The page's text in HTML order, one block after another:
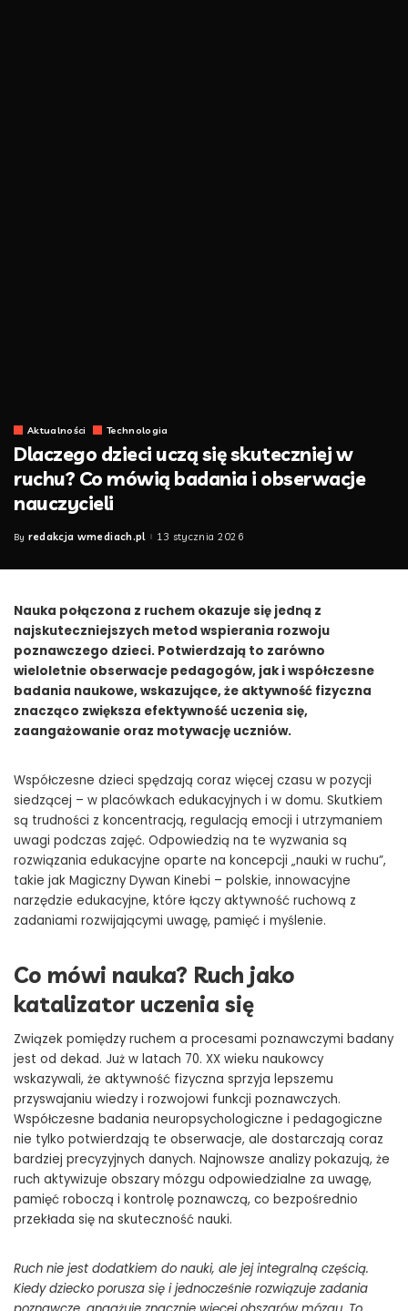
dlaczego-dzieci-ucza-sie-skuteczniej-w-ruchu-co-mowia-badania-i-
Aktualności Technologia
Dlaczego dzieci uczą się skuteczniej w
ruchu? Co mówią badania i obserwacje
nauczycieli
Posted
By redakcja wmediach.pl 13 stycznia 2026
Nauka połączona z ruchem okazuje się jedną z
najskuteczniejszych metod wspierania rozwoju
poznawczego dzieci. Potwierdzają to zarówno
wieloletnie obserwacje pedagogów, jak i współczesne
badania naukowe, wskazujące, że aktywność fizyczna
znacząco zwiększa efektywność uczenia się,
zaangażowanie oraz motywację uczniów.
Współczesne dzieci spędzają coraz więcej czasu w pozycji
siedzącej – w placówkach edukacyjnych i w domu. Skutkiem
są trudności z koncentracją, regulacją emocji i utrzymaniem
uwagi podczas zajęć. Odpowiedzią na te wyzwania są
rozwiązania edukacyjne oparte na koncepcji „nauki w ruchu”,
takie jak Magiczny Dywan Kinebi – polskie, innowacyjne
narzędzie edukacyjne, które łączy aktywność ruchową z
zadaniami rozwijającymi uwagę, pamięć i myślenie.
Co mówi nauka? Ruch jako
katalizator uczenia się
Związek pomiędzy ruchem a procesami poznawczymi badany
jest od dekad. Już w latach 70. XX wieku naukowcy
wskazywali, że aktywność fizyczna sprzyja lepszemu
przyswajaniu wiedzy i rozwojowi funkcji poznawczych.
Współczesne badania neuropsychologiczne i pedagogiczne
nie tylko potwierdzają te obserwacje, ale dostarczają coraz
bardziej precyzyjnych danych. Najnowsze analizy pokazują, że
ruch aktywizuje obszary mózgu odpowiedzialne za uwagę,
pamięć roboczą i kontrolę poznawczą, co bezpośrednio
przekłada się na skuteczność nauki.
Ruch nie jest dodatkiem do nauki, ale jej integralną częścią.
Kiedy dziecko porusza się i jednocześnie rozwiązuje zadania